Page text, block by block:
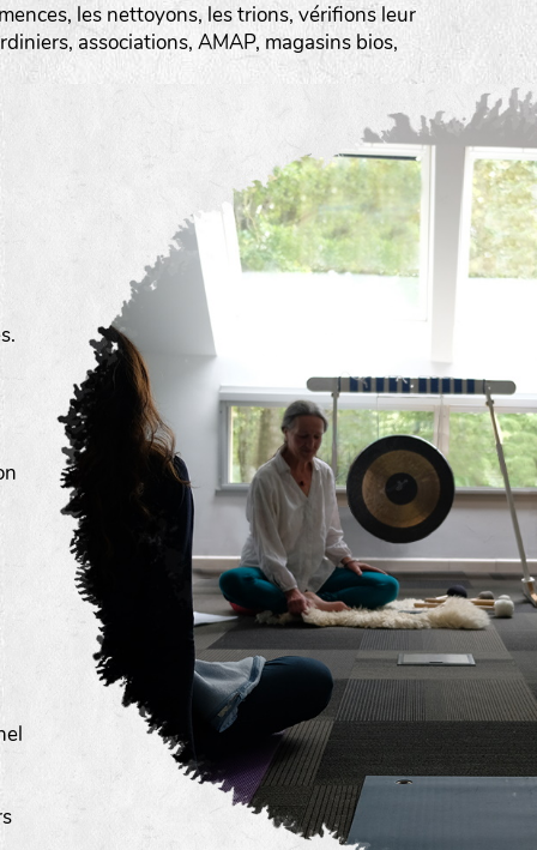
les nettoyons, les trions, vérifions leur
associations, AMAP, magasins bios,